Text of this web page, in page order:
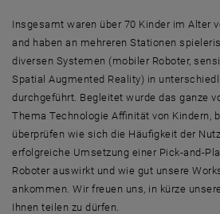
Insgesamt waren über 70 Kinder im Alter
and haben an mehreren Stationen
diversen Systemen (mobiler Roboter,
Spatial Augmented Reality) in
durchgeführt. Begleitet wurde das ganze
Thema Technologie Affinität von Kindern,
überprüfen wie sich die Häufigkeit der
erfolgreiche Umsetzung einer Pick-and-
Roboter auswirkt und wie gut unsere
ankommen. Wir freuen uns, in kürze
Ihnen teilen zu dürfen.